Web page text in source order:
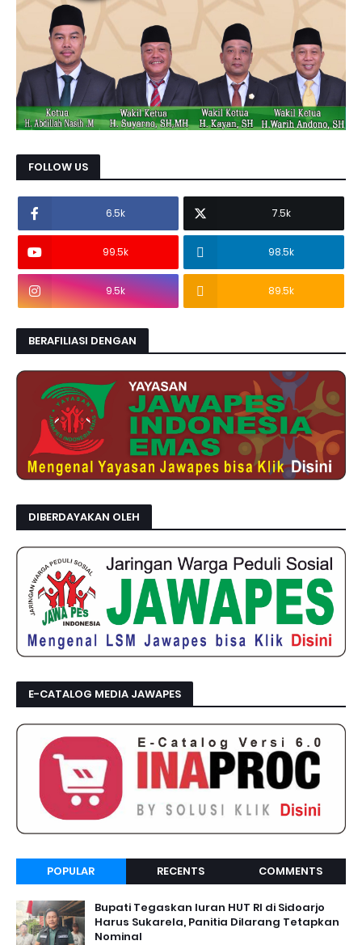
FOLLOW US
6.5k 7.5k
99.5k 98.5k
9.5k 89.5k
BERAFILIASI DENGAN
DIBERDAYAKAN OLEH
E-CATALOG MEDIA JAWAPES
POPULAR RECENTS COMMENTS
Bupati Tegaskan Iuran HUT RI di Sidoarjo
Harus Sukarela, Panitia Dilarang Tetapkan
Nominal